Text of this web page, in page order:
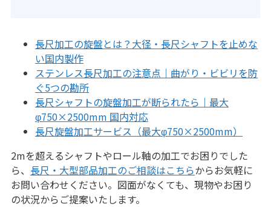
長尺加工の旋盤とは？大径・長尺シャフトを止めな
い国内製作
ステンレス長尺加工の注意点｜曲がり・ビビリを防
ぐ5つの勘所
長尺シャフトの旋盤加工が断られたら｜最大
φ750×2500mm 国内対応
長尺旋盤加工サービス（最大φ750×2500mm）
2mを超えるシャフトやロール軸の加工でお困りでした
ら、 長尺・大型部品加工のご相談はこちらからお気軽に
お問い合わせください。図面がなくても、現物やお困り
の状況からご提案いたします。